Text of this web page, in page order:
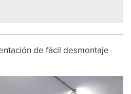
de fácil desmontaje